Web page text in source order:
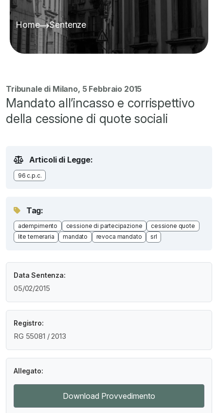
Home Sentenze
Tribunale di Milano, 5 Febbraio 2015
Mandato all’incasso e corrispettivo
della cessione di quote sociali
Articoli di Legge:
96 c.p.c.
Tag:
adempimento cessione di partecipazione
cessione quote
lite temeraria
mandato revoca mandato srl
Data Sentenza:
05/02/2015
Registro:
RG 55081 / 2013
Allegato:
Download Provvedimento